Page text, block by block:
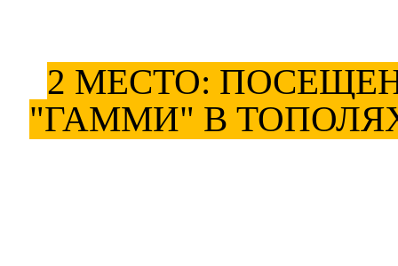
2 МЕСТО:
"ГАММИ" В